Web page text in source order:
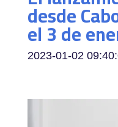
desde
el 3 de
2023-01-02